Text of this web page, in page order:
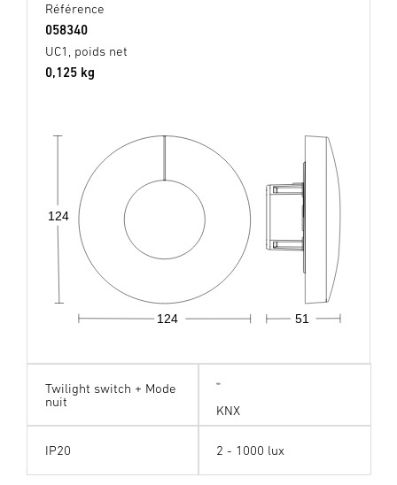
Référence
058340
UC1, poids net
0,125 kg
51
124
124
Twilight switch + Mode
nuit
KNX
IP20 2 - 1000 lux